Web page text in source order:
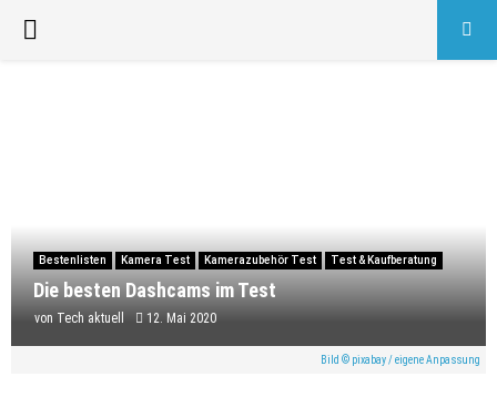
PRIMARY
Bestenlisten Kamera Test Kamerazubehör Test Test & Kaufberatung
Die besten Dashcams im Test
von Tech aktuell 12. Mai 2020
Bild © pixabay / eigene Anpassung